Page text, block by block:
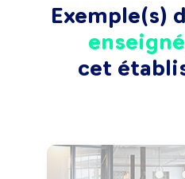
Exemple(s)
cet